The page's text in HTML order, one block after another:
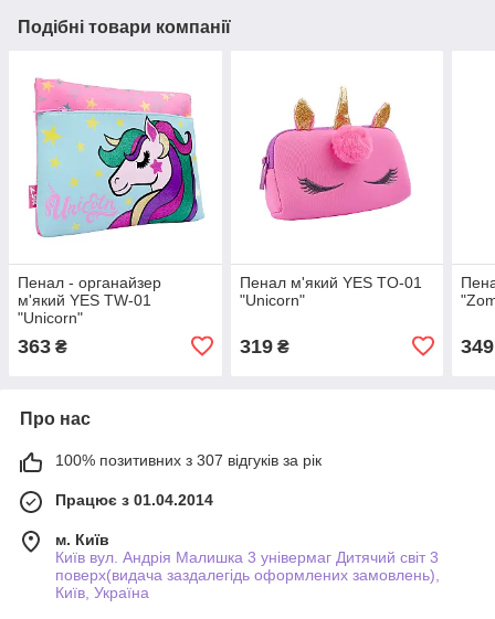
Подібні товари компанії
Пенал - органайзер
м'який YES TW-01
"Unicorn"
363 ₴
Пенал м'який YES TO-01
"Unicorn"
319₴ 349
Про нас
100% позитивних з 307 відгуків за рік
Працює з 01.04.2014
м. Київ
Київ вул. Андрія Малишка 3 універмаг Дитячий світ 3
поверх(видача заздалегідь оформлених замовлень),
Київ, Україна